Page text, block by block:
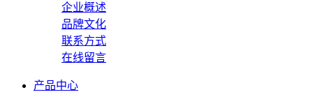
企业概述
品牌文化
联系方式
在线留言
产品中心